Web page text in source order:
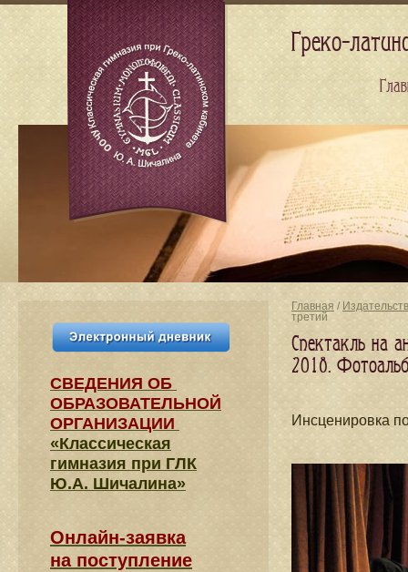
Главная /
третий
Спектакль на
2018.
Инсценировка
СВЕДЕНИЯ​ ОБ
ОБРАЗОВАТЕЛЬНОЙ
ОРГАНИЗАЦИИ
«Классическая
гимназия при ГЛК
Ю.А. Шичалина»
Онлайн-заявка
на поступление
Греко-